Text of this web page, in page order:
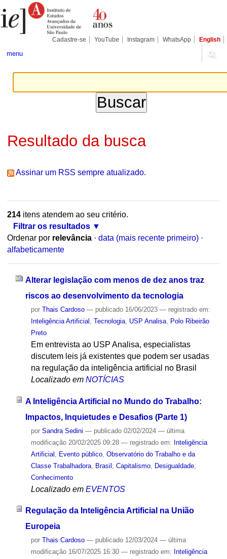
para
conteúdo.
Pessoais
Cadastre-se YouTube Instagram WhatsApp English
menu
Resultado da busca
Assinar um RSS sempre atualizado.
214itens atendem ao seu critério.
Filtrar os resultados
Ordenar por relevância · data (mais recente primeiro) ·
alfabeticamente
Alterar legislação com menos de dez anos traz
riscos ao desenvolvimento da tecnologia
por Thais Cardoso — publicado16/06/2023 — registrado em:
Inteligência Artificial
Tecnologia, USP Analisa,
Polo Ribeirão
Preto
Em entrevista ao USP Analisa, especialistas
discutem leis já existentes que podem ser usadas
na regulação da inteligência artificial no Brasil
Localizado em NOTÍCIAS
A Inteligência Artificial no Mundo do Trabalho:
Impactos, Inquietudes e Desafios (Parte 1)
por Sandra Sedini — publicado02/02/2024 — última
modificação20/02/2025 09:28 — registrado em: Inteligência
Artificial
Evento público, Observatório do Trabalho e da
Classe Trabalhadora, Brasil Capitalismo, Desigualdade,
Conhecimento
Localizado em EVENTOS
Regulação da Inteligência Artificial na União
Europeia
por Thais Cardoso — publicado12/03/2024 — última
modificação16/07/2025 16:30 — registrado em: Inteligência